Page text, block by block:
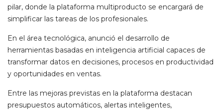
pilar, donde la plataforma multiproducto se encargará de
simplificar las tareas de los profesionales.
En el área tecnológica, anunció el desarrollo de
herramientas basadas en inteligencia artificial capaces de
transformar datos en decisiones, procesos en productividad
y oportunidades en ventas.
Entre las mejoras previstas en la plataforma destacan
presupuestos automáticos, alertas inteligentes,